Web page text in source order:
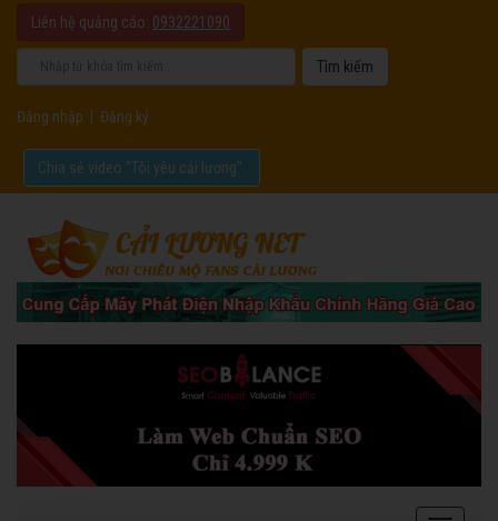
Liên hệ quảng cáo: 0932221090
Đăng nhập Đăng ký
Chia sẻ video "Tôi yêu cải lương".